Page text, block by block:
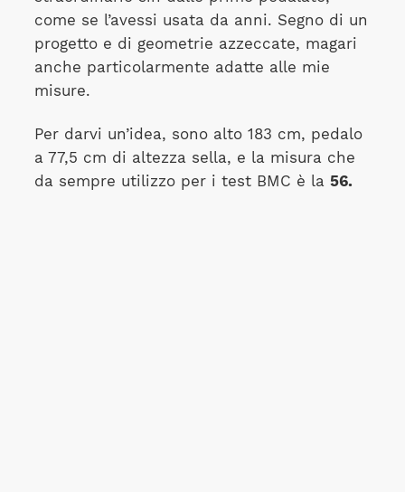
come se l’avessi usata da anni. Segno di un
progetto e di geometrie azzeccate, magari
anche particolarmente adatte alle mie
misure.
Per darvi un’idea, sono alto 183 cm, pedalo
a 77,5 cm di altezza sella, e la misura che
da sempre utilizzo per i test BMC è la 56.